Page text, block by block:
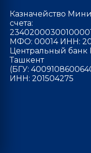
Казначейство
счета:
МФО: 00014 ИНН:
Центральный банк
Ташкент
(БГУ:
ИНН: 201504275